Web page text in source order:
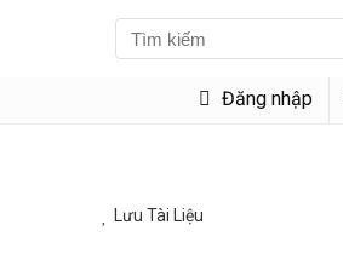
Đăng nhập
Lưu Tài Liệu